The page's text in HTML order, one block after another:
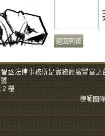
智丞法律事務所是實務經驗豐富之
2 樓
所有 律師團隊